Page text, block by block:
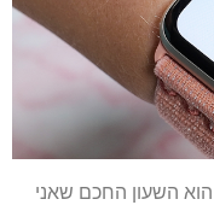
5 סיבות מדוע Apple Watch SE 3 הוא השעון החכם שאני